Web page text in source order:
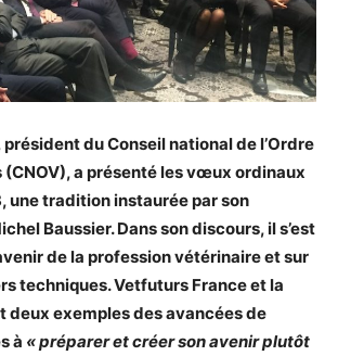
du Conseil national de l’Ordre
a présenté les vœux ordinaux
une tradition instaurée par son
Baussier. Dans son discours, il s’est
de la profession vétérinaire et sur
techniques. Vetfuturs France et la
deux exemples des avancées de
à « préparer et créer son avenir plutôt